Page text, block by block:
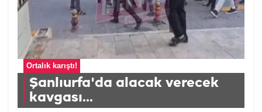
Ortalık karıştı!
Şanlıurfa'da alacak verecek
kavgası...